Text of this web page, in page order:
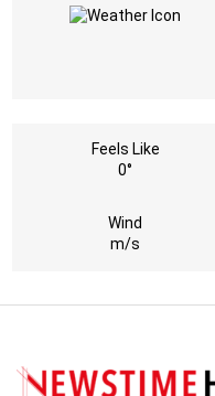
Feels Like
0°
Wind
m/s